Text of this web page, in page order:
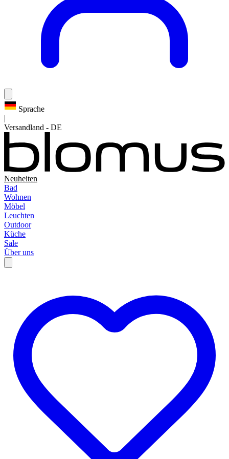
Sprache
|
Versandland - DE
Neuheiten
Bad
Wohnen
Möbel
Leuchten
Outdoor
Küche
Sale
Über uns